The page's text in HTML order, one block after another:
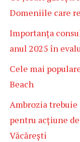
Domeniile care
Importanța
anul 2025 în
Cele mai
Beach
Ambrozia
pentru acțiune
Văcărești